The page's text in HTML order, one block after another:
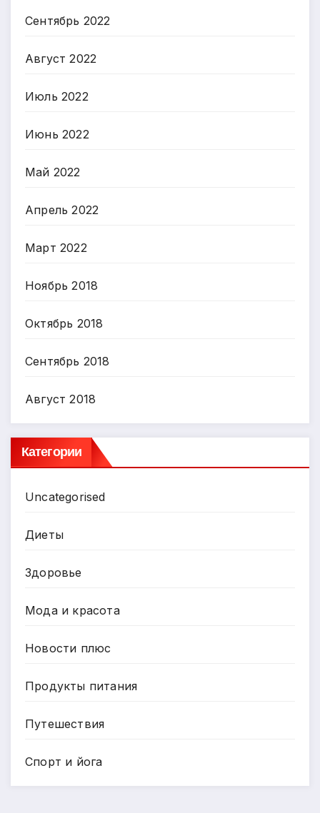
Сентябрь 2022
Август 2022
Июль 2022
Июнь 2022
Май 2022
Апрель 2022
Март 2022
Ноябрь 2018
Октябрь 2018
Сентябрь 2018
Август 2018
Категории
Uncategorised
Диеты
Здоровье
Мода и красота
Новости плюс
Продукты питания
Путешествия
Спорт и йога